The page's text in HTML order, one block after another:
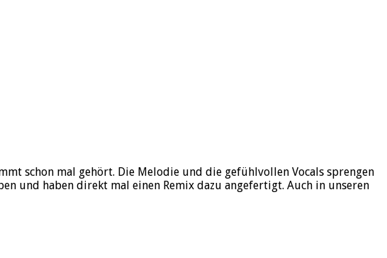
schon mal gehört. Die Melodie und die gefühlvollen Vocals sprengen
und haben direkt mal einen Remix dazu angefertigt. Auch in unseren